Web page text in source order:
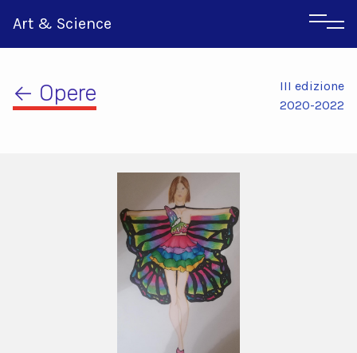
Art & Science
Inglese
← Opere
III edizione
2020-2022